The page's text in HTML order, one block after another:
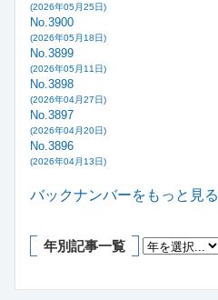
(2026年05月25日)
No.3900
(2026年05月18日)
No.3899
(2026年05月11日)
No.3898
(2026年04月27日)
No.3897
(2026年04月20日)
No.3896
(2026年04月13日)
バックナンバーをもっと見る
年別記事一覧